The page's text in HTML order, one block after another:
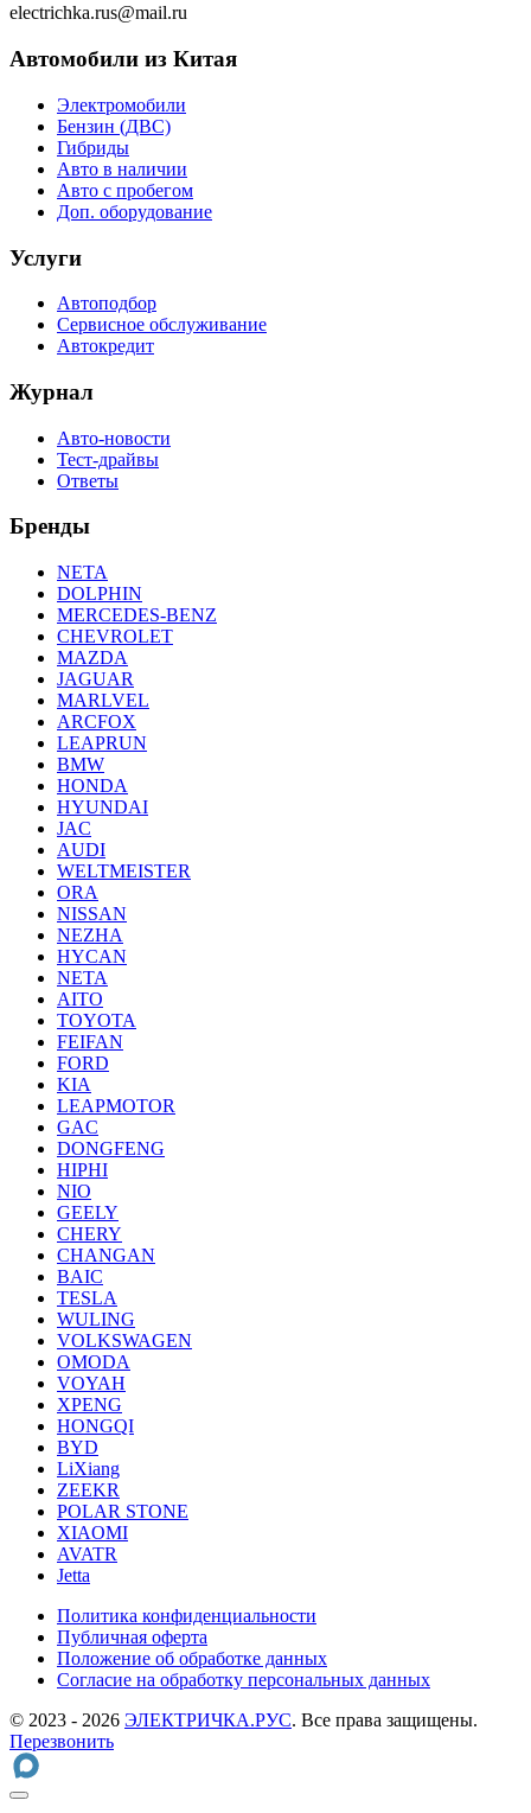
electrichka.rus@mail.ru
Автомобили из Китая
Электромобили
Бензин (ДВС)
Гибриды
Авто в наличии
Авто с пробегом
Доп. оборудование
Услуги
Автоподбор
Сервисное обслуживание
Автокредит
Журнал
Авто-новости
Тест-драйвы
Ответы
Бренды
NETA
DOLPHIN
MERCEDES-BENZ
CHEVROLET
MAZDA
JAGUAR
MARLVEL
ARCFOX
LEAPRUN
BMW
HONDA
HYUNDAI
JAC
AUDI
WELTMEISTER
ORA
NISSAN
NEZHA
HYCAN
NETA
AITO
TOYOTA
FEIFAN
FORD
KIA
LEAPMOTOR
GAC
DONGFENG
HIPHI
NIO
GEELY
CHERY
CHANGAN
BAIC
TESLA
WULING
VOLKSWAGEN
OMODA
VOYAH
XPENG
HONGQI
BYD
LiXiang
ZEEKR
POLAR STONE
XIAOMI
AVATR
Jetta
Политика конфиденциальности
Публичная оферта
Положение об обработке данных
Cогласие на обработку персональных данных
© 2023 - 2026 ЭЛЕКТРИЧКА.РУС. Все права защищены.
Перезвонить